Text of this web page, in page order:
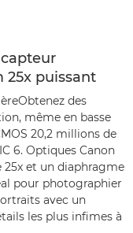
25x puissant
des
même en basse
20,2 millions de
6. Optiques Canon
et un diaphragme
pour photographier
avec un
les plus infimes à